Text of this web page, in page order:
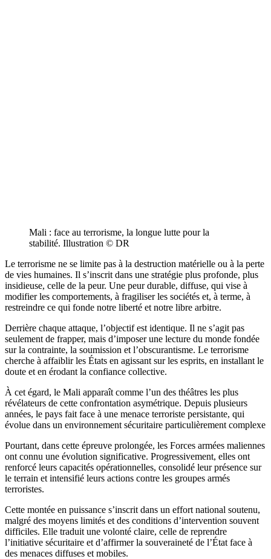
Mali : face au terrorisme, la longue lutte pour la
stabilité. Illustration © DR
Le terrorisme ne se limite pas à la destruction matérielle ou à la perte
de vies humaines. Il s’inscrit dans une stratégie plus profonde, plus
insidieuse, celle de la peur. Une peur durable, diffuse, qui vise à
modifier les comportements, à fragiliser les sociétés et, à terme, à
restreindre ce qui fonde notre liberté et notre libre arbitre.
Derrière chaque attaque, l’objectif est identique. Il ne s’agit pas
seulement de frapper, mais d’imposer une lecture du monde fondée
sur la contrainte, la soumission et l’obscurantisme. Le terrorisme
cherche à affaiblir les États en agissant sur les esprits, en installant le
doute et en érodant la confiance collective.
À cet égard, le Mali apparaît comme l’un des théâtres les plus
révélateurs de cette confrontation asymétrique. Depuis plusieurs
années, le pays fait face à une menace terroriste persistante, qui
évolue dans un environnement sécuritaire particulièrement complexe
Pourtant, dans cette épreuve prolongée, les Forces armées maliennes
ont connu une évolution significative. Progressivement, elles ont
renforcé leurs capacités opérationnelles, consolidé leur présence sur
le terrain et intensifié leurs actions contre les groupes armés
terroristes.
Cette montée en puissance s’inscrit dans un effort national soutenu,
malgré des moyens limités et des conditions d’intervention souvent
difficiles. Elle traduit une volonté claire, celle de reprendre
l’initiative sécuritaire et d’affirmer la souveraineté de l’État face à
des menaces diffuses et mobiles.